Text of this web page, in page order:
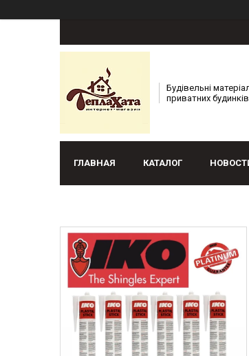
Будівельні
приватних будинків
ГЛАВНАЯ КАТАЛОГ